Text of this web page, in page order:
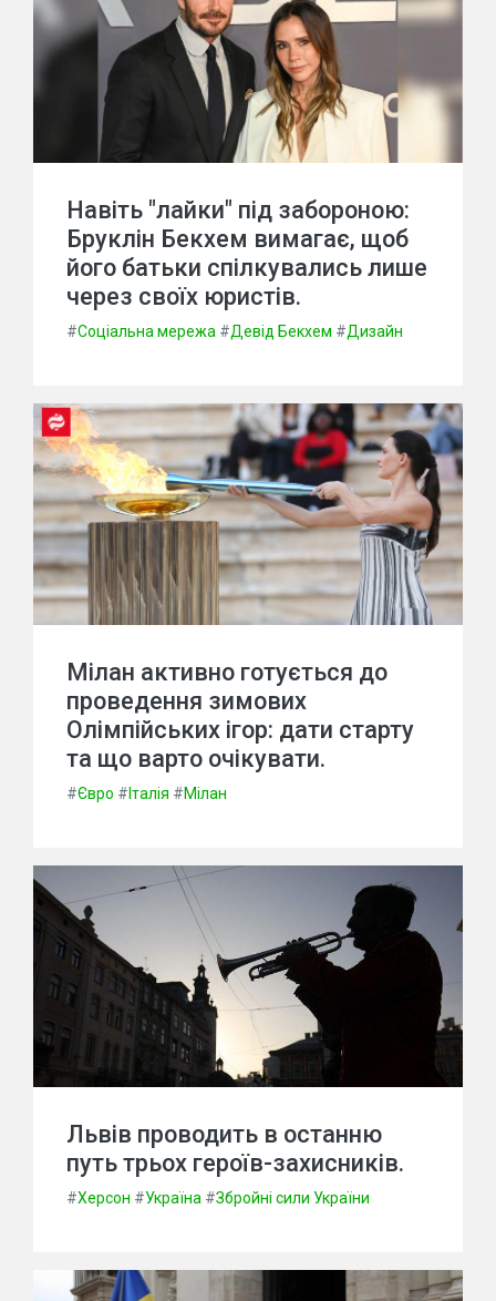
Навіть "лайки" під забороною:
Бруклін Бекхем вимагає, щоб
його батьки спілкувались лише
через своїх юристів.
#Соціальна мережа #Девід Бекхем #Дизайн
Мілан активно готується до
проведення зимових
Олімпійських ігор: дати старту
та що варто очікувати.
#Євро # Італія #Мілан
Львів проводить в останню
путь трьох героїв-захисників.
#Херсон #Україна #Збройні сили України